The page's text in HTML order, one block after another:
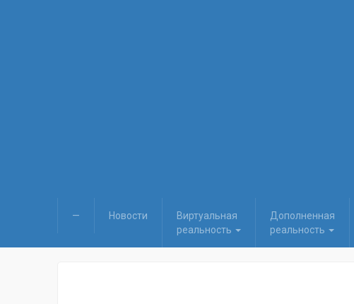
— Новости
Виртуальная
реальность
Дополненная
реальность